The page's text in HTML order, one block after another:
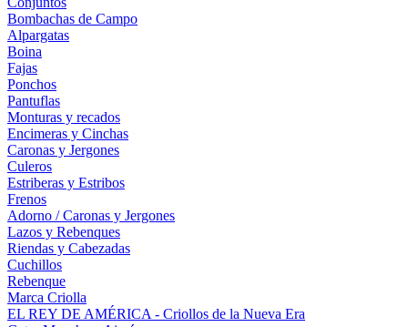
Bombachas de Campo
Alpargatas
Boina
Fajas
Ponchos
Pantuflas
Monturas y recados
Encimeras y Cinchas
Caronas y Jergones
Culeros
Estriberas y Estribos
Frenos
Adorno / Caronas y Jergones
Lazos y Rebenques
Riendas y Cabezadas
Cuchillos
Rebenque
Marca Criolla
EL REY DE AMÉRICA - Criollos de la Nueva Era